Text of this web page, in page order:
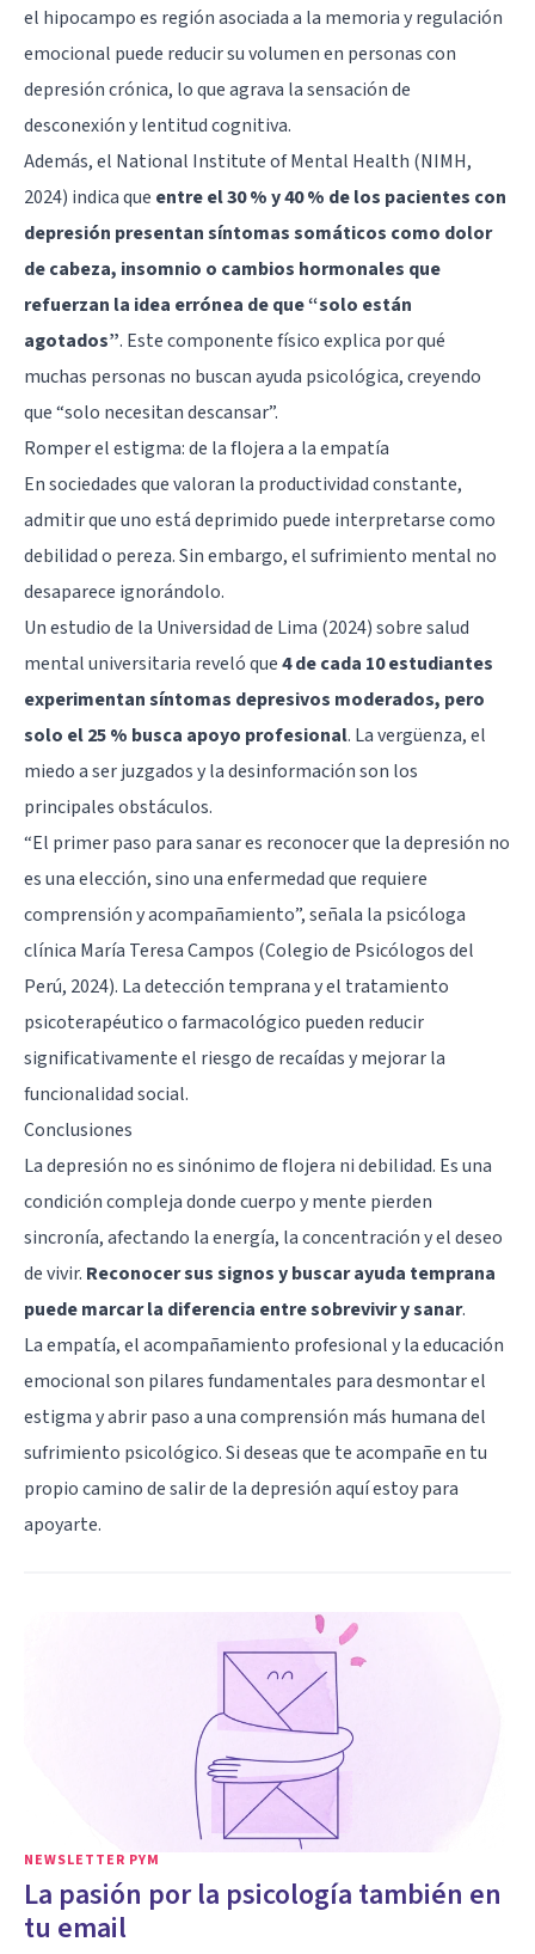
el hipocampo es región asociada a la memoria y regulación
emocional puede reducir su volumen en personas con
depresión crónica, lo que agrava la sensación de
desconexión y lentitud cognitiva.
Además, el National Institute of Mental Health (NIMH,
2024) indica que entre el 30 % y 40 % de los pacientes con
depresión presentan síntomas somáticos como dolor
de cabeza, insomnio o cambios hormonales que
refuerzan la idea errónea de que “solo están
agotados”. Este componente físico explica por qué
muchas personas no buscan ayuda psicológica, creyendo
que “solo necesitan descansar”.
Romper el estigma: de la flojera a la empatía
En sociedades que valoran la productividad constante,
admitir que uno está deprimido puede interpretarse como
debilidad o pereza. Sin embargo, el sufrimiento mental no
desaparece ignorándolo.
Un estudio de la Universidad de Lima (2024) sobre salud
mental universitaria reveló que4 de cada 10 estudiantes
experimentan síntomas depresivos moderados, pero
solo el 25 % busca apoyo profesional. La vergüenza, el
miedo a ser juzgados y la desinformación son los
principales obstáculos.
“El primer paso para sanar es reconocer que la depresión no
es una elección, sino una enfermedad que requiere
comprensión y acompañamiento”, señala la psicóloga
clínica María Teresa Campos (Colegio de Psicólogos del
Perú, 2024). La detección temprana y el tratamiento
psicoterapéutico o farmacológico pueden reducir
significativamente el riesgo de recaídas y mejorar la
funcionalidad social.
Conclusiones
La depresión no es sinónimo de flojera ni debilidad. Es una
condición compleja donde cuerpo y mente pierden
sincronía, afectando la energía, la concentración y el deseo
de vivir. Reconocer sus signos y buscar ayuda temprana
puede marcar la diferencia entre sobrevivir y sanar.
La empatía, el acompañamiento profesional y la educación
emocional son pilares fundamentales para desmontar el
estigma y abrir paso a una comprensión más humana del
sufrimiento psicológico. Si deseas que te acompañe en tu
propio camino de salir de la depresiónaquí estoypara
apoyarte.
NEWSLETTER PYM
La pasión por la psicología también en
tu email